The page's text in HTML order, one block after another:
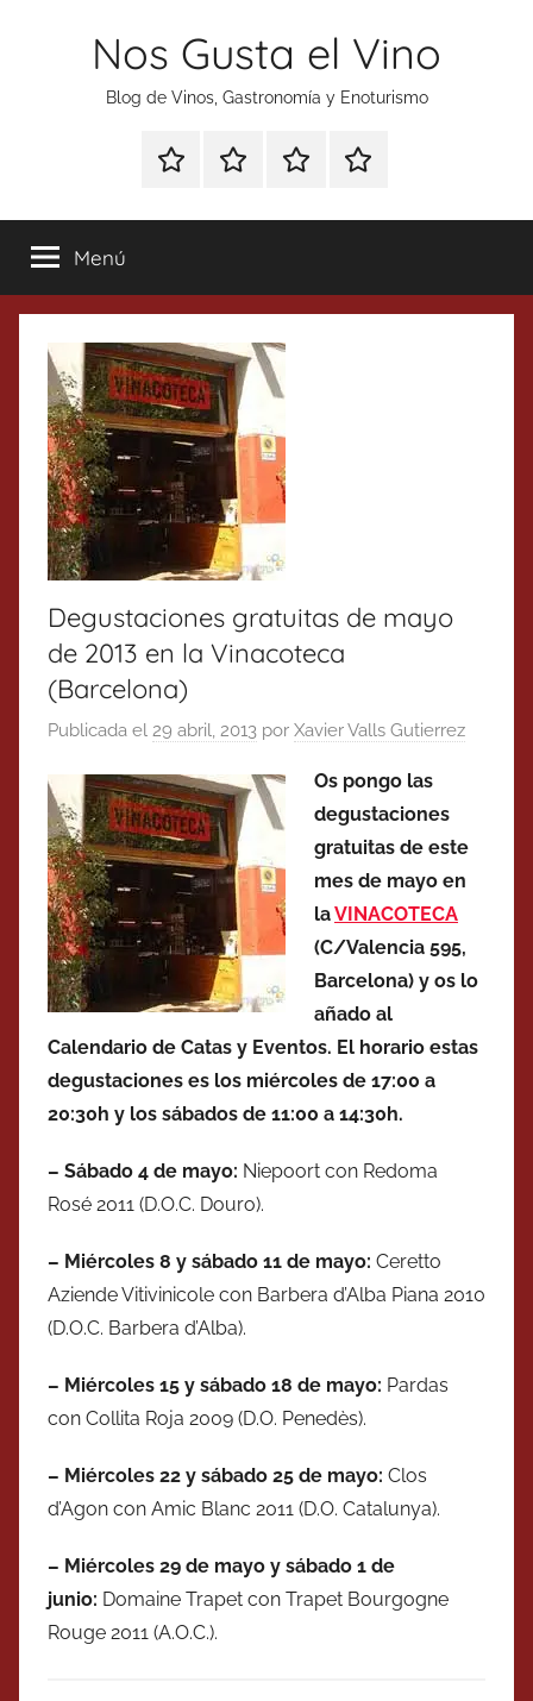
Nos Gusta el Vino
Blog de Vinos, Gastronomía y Enoturismo
Especial
Tonics
Enoturismo
Gastronomía
RankingContacto
Menú
Degustaciones gratuitas de mayo
de 2013 en la Vinacoteca
(Barcelona)
Publicada el 29 abril, 2013 por Xavier Valls Gutierrez
Os pongo las
degustaciones
gratuitas de este
mes de mayo en
laVINACOTECA
(C/Valencia 595,
Barcelona) y os lo
añado al
Calendario de Catas y Eventos. El horario estas
degustaciones es los miércoles de 17:00 a
20:30h y los sábados de 11:00 a 14:30h.
– Sábado 4 de mayo: Niepoort con Redoma
Rosé 2011 (D.O.C. Douro).
– Miércoles 8 y sábado 11 de mayo: Ceretto
Aziende Vitivinicole con Barbera d’Alba Piana 2010
(D.O.C. Barbera d’Alba).
– Miércoles 15 y sábado 18 de mayo: Pardas
con Collita Roja 2009 (D.O. Penedès).
– Miércoles 22 y sábado 25 de mayo: Clos
d’Agon con Amic Blanc 2011 (D.O. Catalunya).
– Miércoles 29 de mayo y sábado 1 de
junio: Domaine Trapet con Trapet Bourgogne
Rouge 2011 (A.O.C.).